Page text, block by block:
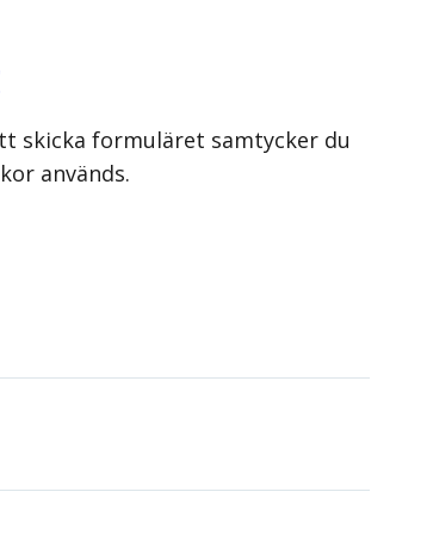
skicka formuläret samtycker du
används.